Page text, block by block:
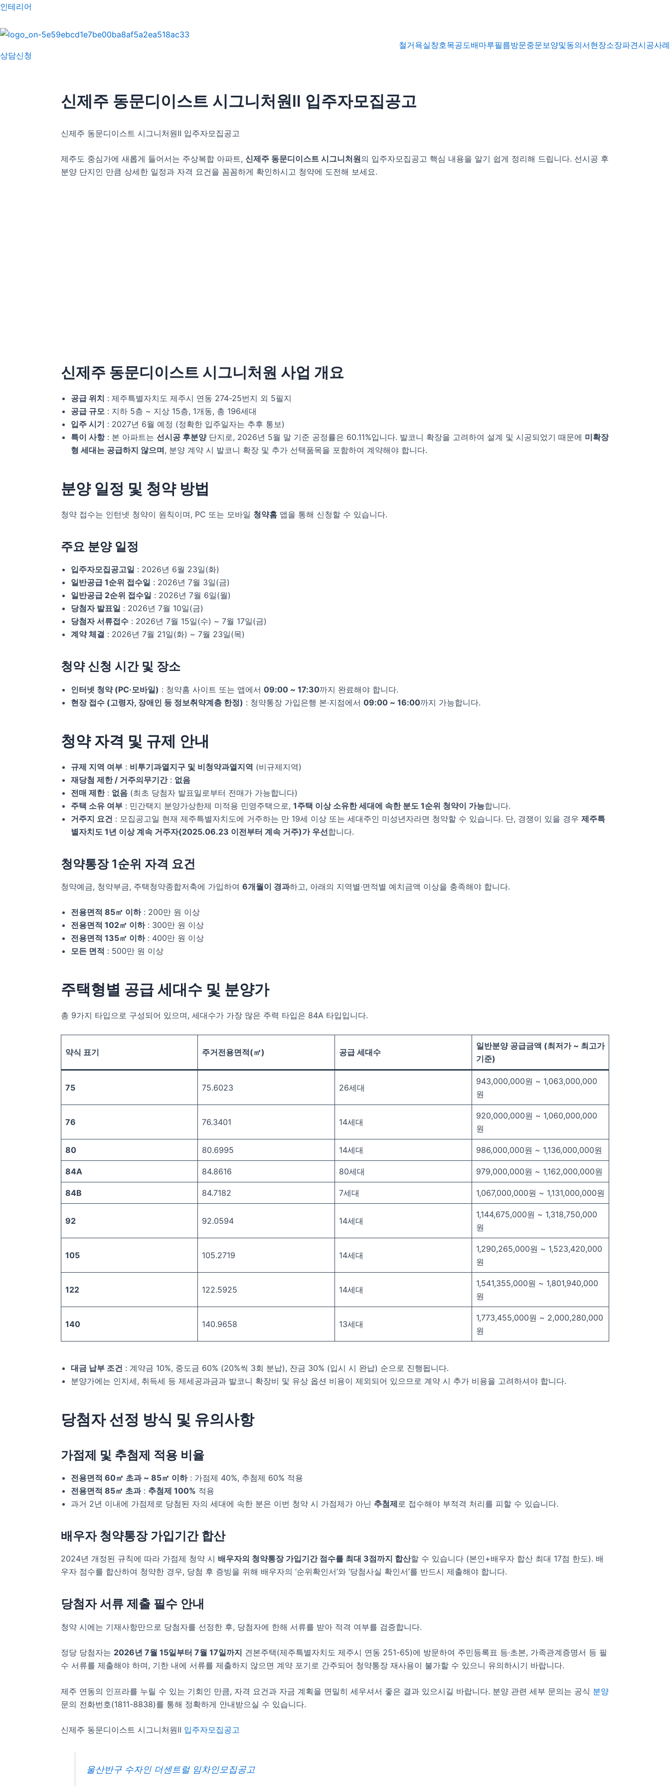
콘
츠
건
인테리어
철거욕실창호목공도배마루필름방문중문 보양및동의서현장소장파견시공사례
상담신청
신제주 동문디이스트 시그니처원Ⅱ 입주자모집공고
신제주 동문디이스트 시그니처원Ⅱ 입주자모집공고
제주도 중심가에 새롭게 들어서는 주상복합 아파트, 신제주 동문디이스트 시그니처원의 입주자모집공고 핵심 내용을 알기 쉽게 정리해 드립니다. 선시공 후
분양 단지인 만큼 상세한 일정과 자격 요건을 꼼꼼하게 확인하시고 청약에 도전해 보세요.
신제주 동문디이스트 시그니처원 사업 개요
공급 위치 : 제주특별자치도 제주시 연동 274-25번지 외 5필지
공급 규모 : 지하 5층 ~ 지상 15층, 1개동, 총 196세대
입주 시기 : 2027년 6월 예정 (정확한 입주일자는 추후 통보)
특이 사항: 본 아파트는 선시공 후분양단지로, 2026년 5월 말 기준 공정률은 60.11%입니다. 발코니 확장을 고려하여 설계 및 시공되었기 때문에 미확장
형 세대는 공급하지 않으며, 분양 계약 시 발코니 확장 및 추가 선택품목을 포함하여 계약해야 합니다.
분양 일정 및 청약 방법
청약 접수는 인턴넷 청약이 원칙이며, PC 또는 모바일 청약홈 앱을 통해 신청할 수 있습니다.
주요 분양 일정
입주자모집공고일 : 2026년 6월 23일(화)
일반공급 1순위 접수일 : 2026년 7월 3일(금)
일반공급 2순위 접수일 : 2026년 7월 6일(월)
당첨자 발표일 : 2026년 7월 10일(금)
당첨자 서류접수 : 2026년 7월 15일(수) ~ 7월 17일(금)
계약 체결 : 2026년 7월 21일(화) ~ 7월 23일(목)
청약 신청 시간 및 장소
인터넷 청약 (PC·모바일) : 청약홈 사이트 또는 앱에서 09:00 ~ 17:30까지 완료해야 합니다.
현장 접수 (고령자, 장애인 등 정보취약계층 한정) : 청약통장 가입은행 본·지점에서 09:00 ~ 16:00까지 가능합니다.
청약 자격 및 규제 안내
규제 지역 여부 : 비투기과열지구 및 비청약과열지역 (비규제지역)
재당첨 제한 / 거주의무기간: 없음
전매 제한: 없음 (최초 당첨자 발표일로부터 전매가 가능합니다)
주택 소유 여부 : 민간택지 분양가상한제 미적용 민영주택으로, 1주택 이상 소유한 세대에 속한 분도 1순위 청약이 가능합니다.
거주지 요건 : 모집공고일 현재 제주특별자치도에 거주하는 만 19세 이상 또는 세대주인 미성년자라면 청약할 수 있습니다. 단, 경쟁이 있을 경우 제주특
별자치도 1년 이상 계속 거주자(2025.06.23 이전부터 계속 거주)가 우선합니다.
청약통장 1순위 자격 요건
청약예금, 청약부금, 주택청약종합저축에 가입하여 6개월이 경과하고, 아래의 지역별·면적별 예치금액 이상을 충족해야 합니다.
전용면적 85㎡ 이하: 200만 원 이상
전용면적 102㎡ 이하: 300만 원 이상
전용면적 135㎡ 이하: 400만 원 이상
모든 면적 : 500만 원 이상
주택형별 공급 세대수 및 분양가
총 9가지 타입으로 구성되어 있으며, 세대수가 가장 많은 주력 타입은 84A 타입입니다.
약식 표기 주거전용면적(㎡) 공급 세대수
일반분양 공급금액 (최저가 ~ 최고가
기준)
75 75.6023 26세대
943,000,000원 ~ 1,063,000,000
원
76 76.3401 14세대
920,000,000원 ~ 1,060,000,000
원
80 80.6995 14세대 986,000,000원 ~ 1,136,000,000원
84A 84.8616 80세대 979,000,000원 ~ 1,162,000,000원
84B 84.7182 7세대 1,067,000,000원 ~ 1,131,000,000원
92 92.0594 14세대
1,144,675,000원 ~ 1,318,750,000
원
105 105.2719 14세대
1,290,265,000원 ~ 1,523,420,000
원
122 122.5925 14세대
1,541,355,000원 ~ 1,801,940,000
원
140 140.9658 13세대
1,773,455,000원 ~ 2,000,280,000
원
대금 납부 조건 : 계약금 10%, 중도금 60% (20%씩 3회 분납), 잔금 30% (입시 시 완납) 순으로 진행됩니다.
분양가에는 인지세, 취득세 등 제세공과금과 발코니 확장비 및 유상 옵션 비용이 제외되어 있으므로 계약 시 추가 비용을 고려하셔야 합니다.
당첨자 선정 방식 및 유의사항
가점제 및 추첨제 적용 비율
전용면적 60㎡ 초과 ~ 85㎡ 이하: 가점제 40%, 추첨제 60% 적용
전용면적 85㎡ 초과: 추첨제 100% 적용
과거 2년 이내에 가점제로 당첨된 자의 세대에 속한 분은 이번 청약 시 가점제가 아닌 추첨제로 접수해야 부적격 처리를 피할 수 있습니다.
배우자 청약통장 가입기간 합산
2024년 개정된 규칙에 따라 가점제 청약 시 배우자의 청약통장 가입기간 점수를 최대 3점까지 합산할 수 있습니다 (본인+배우자 합산 최대 17점 한도). 배
우자 점수를 합산하여 청약한 경우, 당첨 후 증빙을 위해 배우자의 ‘순위확인서’와 ‘당첨사실 확인서’를 반드시 제출해야 합니다.
당첨자 서류 제출 필수 안내
청약 시에는 기재사항만으로 당첨자를 선정한 후, 당첨자에 한해 서류를 받아 적격 여부를 검증합니다.
정당 당첨자는 2026년 7월 15일부터 7월 17일까지 견본주택(제주특별자치도 제주시 연동 251-65)에 방문하여 주민등록표 등·초본, 가족관계증명서 등 필
수 서류를 제출해야 하며, 기한 내에 서류를 제출하지 않으면 계약 포기로 간주되어 청약통장 재사용이 불가할 수 있으니 유의하시기 바랍니다.
제주 연동의 인프라를 누릴 수 있는 기회인 만큼, 자격 요건과 자금 계획을 면밀히 세우셔서 좋은 결과 있으시길 바랍니다. 분양 관련 세부 문의는 공식 분양
문의 전화번호(1811-8838)를 통해 정확하게 안내받으실 수 있습니다.
신제주 동문디이스트 시그니처원Ⅱ 입주자모집공고
울산반구 수자인 더센트럴 임차인모집공고
트